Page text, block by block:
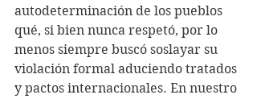
autodeterminación de los pueblos
qué, si bien nunca respetó, por lo
menos siempre buscó soslayar su
violación formal aduciendo tratados
y pactos internacionales. En nuestro